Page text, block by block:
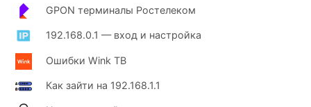
GPON терминалы Ростелеком
192.168.0.1 — вход и настройка
Ошибки Wink ТВ
Как зайти на 192.168.1.1